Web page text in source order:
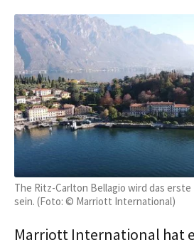
The Ritz-Carlton Bellagio wird das
sein. (Foto: © Marriott International)
Marriott International hat